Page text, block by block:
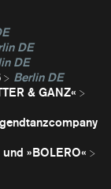
DE
DE
Berlin DE
& GANZ«
»BOLERO«